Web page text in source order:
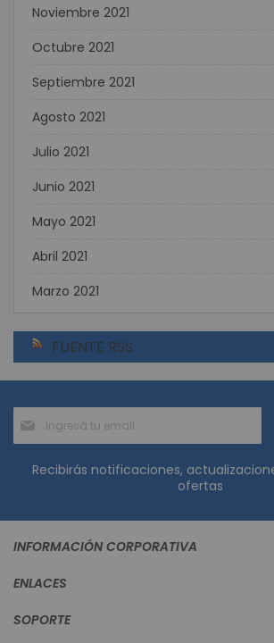
Noviembre 2021
Octubre 2021
Septiembre 2021
Agosto 2021
Julio 2021
Junio 2021
Mayo 2021
Abril 2021
Marzo 2021
FUENTE RSS
al
boletín
informativo:
Recibirás notificaciones,
ofertas
INFORMACIÓN CORPORATIVA
ENLACES
SOPORTE